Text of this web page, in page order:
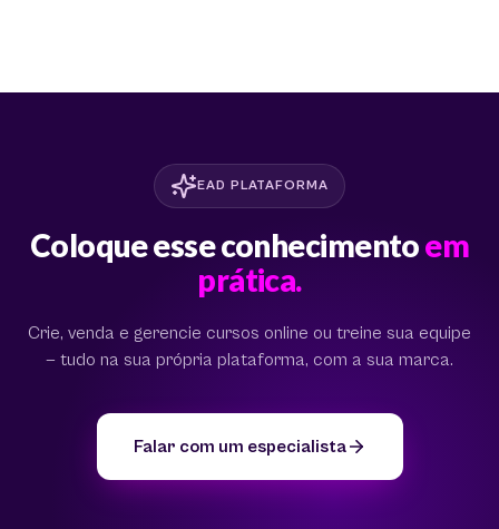
EAD PLATAFORMA
Coloque esse conhecimentoem
prática.
Crie, venda e gerencie cursos online ou treine sua equipe
— tudo na sua própria plataforma, com a sua marca.
Falar com um especialista